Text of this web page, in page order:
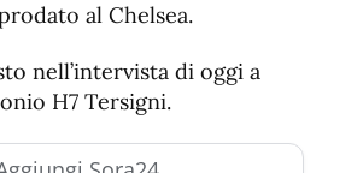
al Chelsea.
nell’intervista di oggi a
H7 Tersigni.